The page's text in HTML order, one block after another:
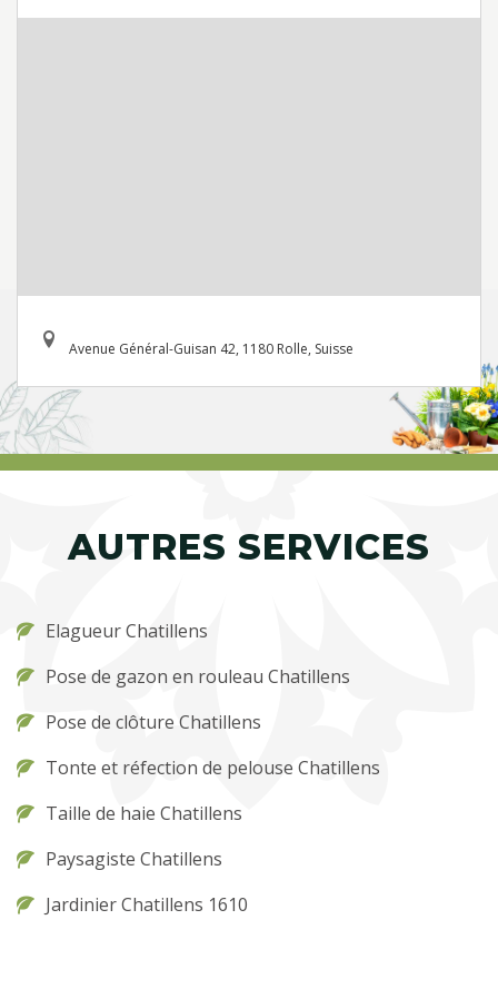
Avenue Général-Guisan 42, 1180 Rolle, Suisse
AUTRES SERVICES
Elagueur Chatillens
Pose de gazon en rouleau Chatillens
Pose de clôture Chatillens
Tonte et réfection de pelouse Chatillens
Taille de haie Chatillens
Paysagiste Chatillens
Jardinier Chatillens 1610